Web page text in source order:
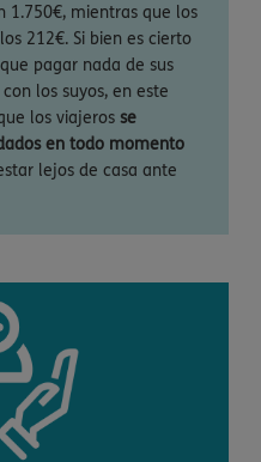
1.750€, mientras que los
212€. Si bien es cierto
pagar nada de sus
los suyos, en este
los viajeros se
en todo momento
lejos de casa ante